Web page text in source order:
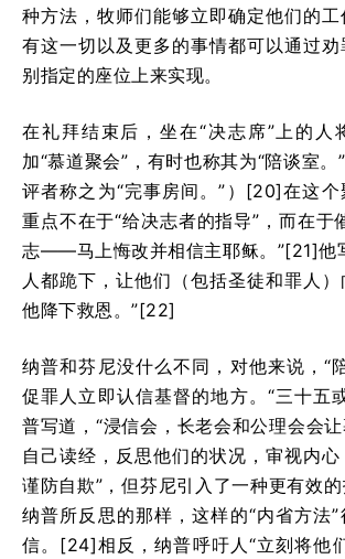
种方法，牧师们能够立即确定他们的
有这一切以及更多的事情都可以通过
别指定的座位上来实现。
在礼拜结束后，坐在“决志席”上的人
加“慕道聚会”，有时也称其为“陪谈室
评者称之为“完事房间。”）[20]在这个
重点不在于“给决志者的指导”，而在于
志——马上悔改并相信主耶稣。”[21]他
人都跪下，让他们（包括圣徒和罪人
他降下救恩。”[22]
纳普和芬尼没什么不同，对他来说，“
促罪人立即认信基督的地方。“三十五
普写道，“浸信会，长老会和公理会会让
自己读经，反思他们的状况，审视内
谨防自欺”，但芬尼引入了一种更有效
纳普所反思的那样，这样的“内省方法
信。[24]相反，纳普呼吁人“立刻将他